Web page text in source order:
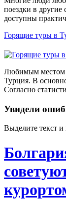
поездки в
доступны
Горящие туры в
Любимым местом
Турция. В
Согласно
Увидели
Выделите текст